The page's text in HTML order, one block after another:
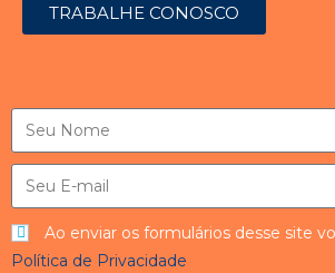
TRABALHE CONOSCO
Ao enviar os formulários desse site
Política de Privacidade